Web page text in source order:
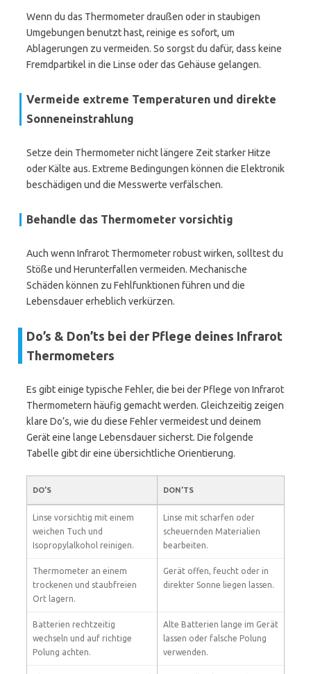
Wenn du das Thermometer draußen oder in staubigen
Umgebungen benutzt hast, reinige es sofort, um
Ablagerungen zu vermeiden. So sorgst du dafür, dass keine
Fremdpartikel in die Linse oder das Gehäuse gelangen.
Vermeide extreme Temperaturen und direkte
Sonneneinstrahlung
Setze dein Thermometer nicht längere Zeit starker Hitze
oder Kälte aus. Extreme Bedingungen können die Elektronik
beschädigen und die Messwerte verfälschen.
Behandle das Thermometer vorsichtig
Auch wenn Infrarot Thermometer robust wirken, solltest du
Stöße und Herunterfallen vermeiden. Mechanische
Schäden können zu Fehlfunktionen führen und die
Lebensdauer erheblich verkürzen.
Do’s & Don’ts bei der Pflege deines Infrarot
Thermometers
Es gibt einige typische Fehler, die bei der Pflege von Infrarot
Thermometern häufig gemacht werden. Gleichzeitig zeigen
klare Do’s, wie du diese Fehler vermeidest und deinem
Gerät eine lange Lebensdauer sicherst. Die folgende
Tabelle gibt dir eine übersichtliche Orientierung.
DO’S DON’TS
Linse vorsichtig mit einem
weichen Tuch und
Isopropylalkohol reinigen.
Linse mit scharfen oder
scheuernden Materialien
bearbeiten.
Thermometer an einem
trockenen und staubfreien
Ort lagern.
Gerät offen, feucht oder in
direkter Sonne liegen lassen.
Batterien rechtzeitig
wechseln und auf richtige
Polung achten.
Alte Batterien lange im Gerät
lassen oder falsche Polung
verwenden.